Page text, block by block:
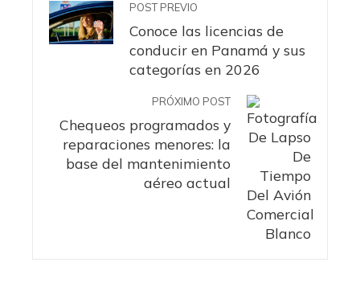
POST PREVIO
Conoce las licencias de
conducir en Panamá y sus
categorías en 2026
PRÓXIMO POST
Chequeos programados y
reparaciones menores: la
base del mantenimiento
aéreo actual